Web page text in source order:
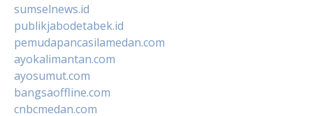
sumselnews.id
publikjabodetabek.id
pemudapancasilamedan.com
ayokalimantan.com
ayosumut.com
bangsaoffline.com
cnbcmedan.com